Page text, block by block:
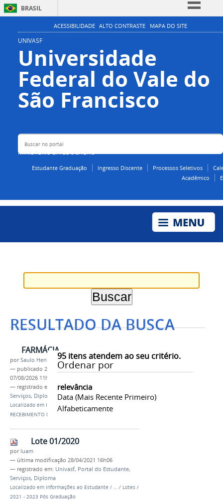
BRASIL
Simplifique!
Participe
Acesso à informação
Legislação
Canais
ACESSIBILIDADE ALTO CONTRASTE MAPA DO SITE
UNIVASF
Universidade
Federal do Vale do
São Francisco
MINISTÉRIO DA EDUCAÇÃO
Buscar no portal
Estudante Graduação Ingresso Discente Processos Seletivos
Acadêmico
RESULTADO DA BUSCA
95itens atendem ao seu critério.
Ordenar por
relevância
Data (mais Recente Primeiro)
Alfabeticamente
FARMÁCIA
porSaulo Henrique Castro Reis
— publicado 22/05/2026 —última modificação
07/08/2026 11h19
— registrado em:
Univasf,Portal do Estudante
Serviços, Diploma
Localizado em Informações ao Estudante
RECEBIMENTO DO DIPLOMA
Lote 01/2020
por luam
— última modificação 28/04/2021 16h06
— registrado em: Univasf, Portal do Estudante,
Serviços, Diploma
Localizado em Informações ao Estudante / … / Lotes /
2021 - 2023 Pós Graduação